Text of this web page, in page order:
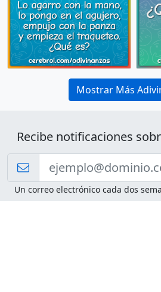
Mostrar Más
Recibe notificaciones
Un correo electrónico cada dos